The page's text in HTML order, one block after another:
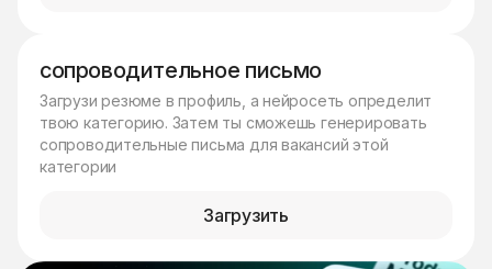
сопроводительное письмо
Загрузи резюме в профиль, а нейросеть определит
твою категорию. Затем ты сможешь генерировать
сопроводительные письма для вакансий этой
категории
Загрузить